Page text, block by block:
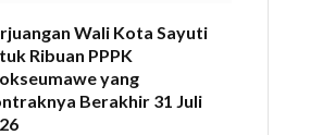
Wali Kota Sayuti
Ribuan PPPK
yang
Berakhir 31 Juli